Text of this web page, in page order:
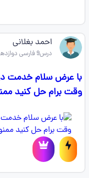
احمد بغلانی
درس9 فارسی دوازدهم
با عرض سلام خدمت
وقت برام حل کنید